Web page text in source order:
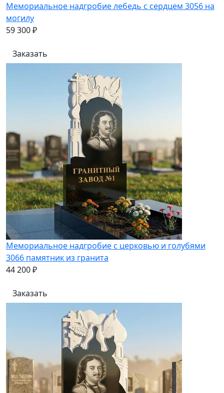
Мемориальное надгробие лебедь с сердцем 3056 на
могилу
59 300 ₽
Заказать
Мемориальное надгробие с церковью и голубями
3066 памятник из гранита
44 200 ₽
Заказать